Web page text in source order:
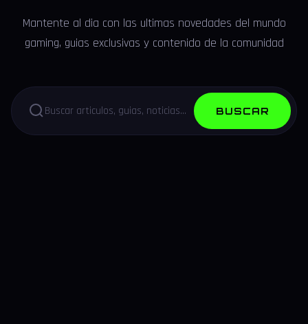
Mantente al dia con las ultimas novedades del mundo
gaming, guias exclusivas y contenido de la comunidad
BUSCAR